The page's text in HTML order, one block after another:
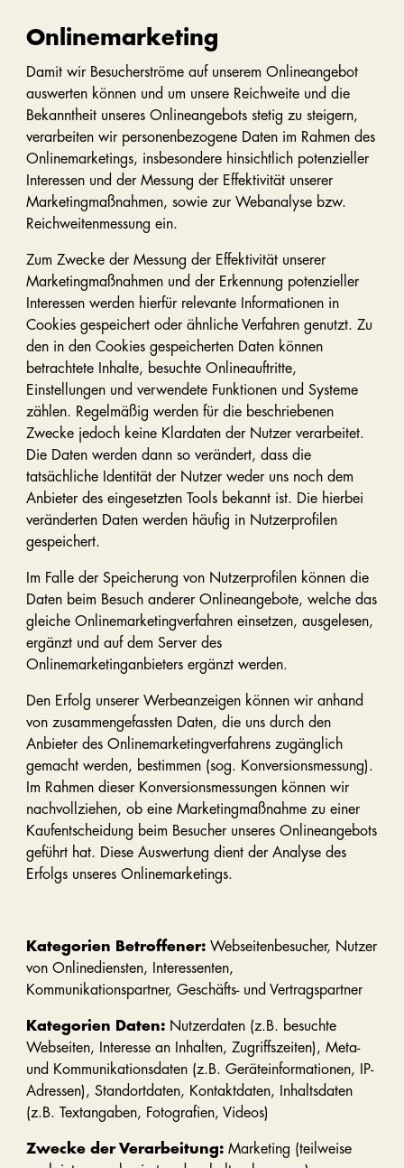
Onlinemarketing
Damit wir Besucherströme auf unserem Onlineangebot
auswerten können und um unsere Reichweite und die
Bekanntheit unseres Onlineangebots stetig zu steigern,
verarbeiten wir personenbezogene Daten im Rahmen des
Onlinemarketings, insbesondere hinsichtlich potenzieller
Interessen und der Messung der Effektivität unserer
Marketingmaßnahmen, sowie zur Webanalyse bzw.
Reichweitenmessung ein.
Zum Zwecke der Messung der Effektivität unserer
Marketingmaßnahmen und der Erkennung potenzieller
Interessen werden hierfür relevante Informationen in
Cookies gespeichert oder ähnliche Verfahren genutzt. Zu
den in den Cookies gespeicherten Daten können
betrachtete Inhalte, besuchte Onlineauftritte,
Einstellungen und verwendete Funktionen und Systeme
zählen. Regelmäßig werden für die beschriebenen
Zwecke jedoch keine Klardaten der Nutzer verarbeitet.
Die Daten werden dann so verändert, dass die
tatsächliche Identität der Nutzer weder uns noch dem
Anbieter des eingesetzten Tools bekannt ist. Die hierbei
veränderten Daten werden häufig in Nutzerprofilen
gespeichert.
Im Falle der Speicherung von Nutzerprofilen können die
Daten beim Besuch anderer Onlineangebote, welche das
gleiche Onlinemarketingverfahren einsetzen, ausgelesen,
ergänzt und auf dem Server des
Onlinemarketinganbieters ergänzt werden.
Den Erfolg unserer Werbeanzeigen können wir anhand
von zusammengefassten Daten, die uns durch den
Anbieter des Onlinemarketingverfahrens zugänglich
gemacht werden, bestimmen (sog. Konversionsmessung).
Im Rahmen dieser Konversionsmessungen können wir
nachvollziehen, ob eine Marketingmaßnahme zu einer
Kaufentscheidung beim Besucher unseres Onlineangebots
geführt hat. Diese Auswertung dient der Analyse des
Erfolgs unseres Onlinemarketings.
Kategorien Betroffener: Webseitenbesucher, Nutzer
von Onlinediensten, Interessenten,
Kommunikationspartner, Geschäfts- und Vertragspartner
Kategorien Daten: Nutzerdaten (z.B. besuchte
Webseiten, Interesse an Inhalten, Zugriffszeiten), Meta-
und Kommunikationsdaten (z.B. Geräteinformationen, IP-
Adressen), Standortdaten, Kontaktdaten, Inhaltsdaten
(z.B. Textangaben, Fotografien, Videos)
Zwecke der Verarbeitung: Marketing (teilweise